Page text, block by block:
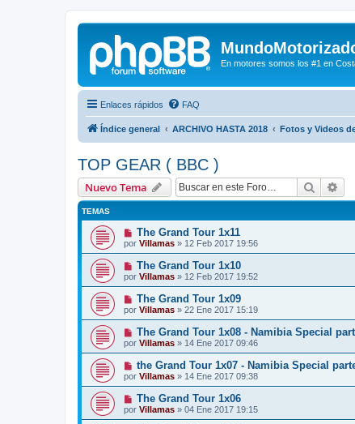
En motores somos los #1 en
Enlaces rápidos FAQ
Índice general ARCHIVO HASTA 2018 Fotos y Videos
TOP GEAR ( BBC )
Nuevo Tema Buscar
TEMAS
The Grand Tour 1x11
por Villamas » 12 Feb 2017 19:56
The Grand Tour 1x10
por Villamas » 12 Feb 2017 19:52
The Grand Tour 1x09
por Villamas » 22 Ene 2017 15:19
The Grand Tour 1x08 - Namibia Special
por Villamas » 14 Ene 2017 09:46
the Grand Tour 1x07 - Namibia Special
por Villamas » 14 Ene 2017 09:38
The Grand Tour 1x06
por Villamas » 04 Ene 2017 19:15